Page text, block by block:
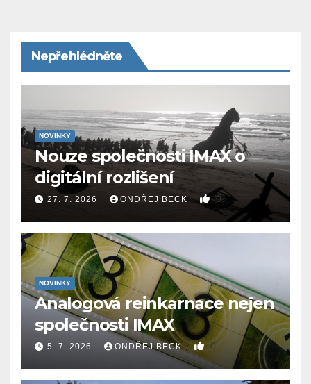
Nepřehlédněte
NOVINKY
Nouze společnosti IMAX o
digitální rozlišení
27. 7. 2026 ONDŘEJ BECK 0
NOVINKY
Analogová reinkarnace nejen
společnosti IMAX
5. 7. 2026 ONDŘEJ BECK 0